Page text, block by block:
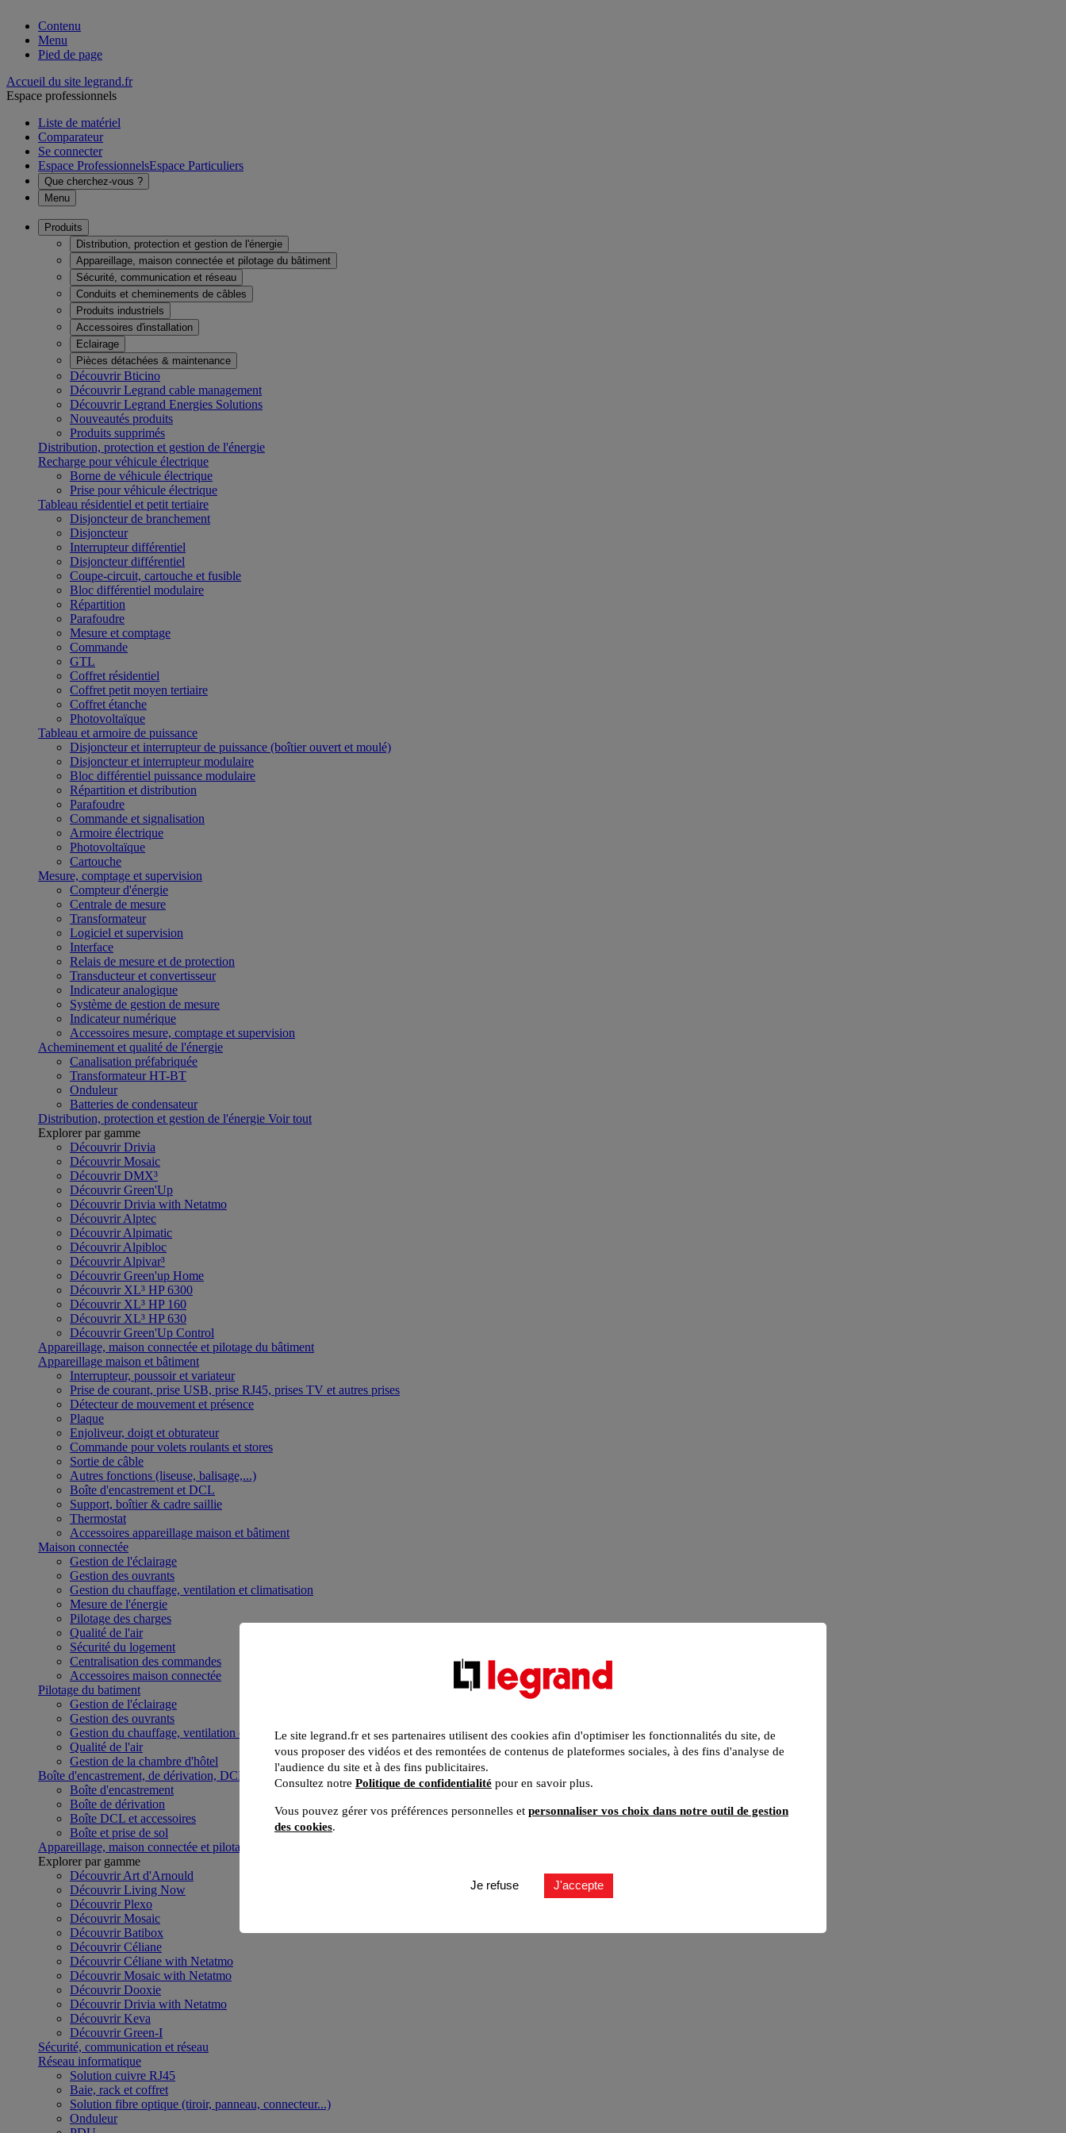
Contenu
Menu
Pied de page
Accueil du site legrand.fr
Espace professionnels
Liste de matériel
Comparateur
Se connecter
Espace ProfessionnelsEspace Particuliers
Que cherchez-vous ?
Menu
Produits
Distribution, protection et gestion de l'énergie
Appareillage, maison connectée et pilotage du bâtiment
Sécurité, communication et réseau
Conduits et cheminements de câbles
Produits industriels
Accessoires d'installation
Eclairage
Pièces détachées & maintenance
Découvrir Bticino
Découvrir Legrand cable management
Découvrir Legrand Energies Solutions
Nouveautés produits
Produits supprimés
Distribution, protection et gestion de l'énergie
Recharge pour véhicule électrique
Borne de véhicule électrique
Prise pour véhicule électrique
Tableau résidentiel et petit tertiaire
Disjoncteur de branchement
Disjoncteur
Interrupteur différentiel
Disjoncteur différentiel
Coupe-circuit, cartouche et fusible
Bloc différentiel modulaire
Répartition
Parafoudre
Mesure et comptage
Commande
GTL
Coffret résidentiel
Coffret petit moyen tertiaire
Coffret étanche
Photovoltaïque
Tableau et armoire de puissance
Disjoncteur et interrupteur de puissance (boîtier ouvert et moulé)
Disjoncteur et interrupteur modulaire
Bloc différentiel puissance modulaire
Répartition et distribution
Parafoudre
Commande et signalisation
Armoire électrique
Photovoltaïque
Cartouche
Mesure, comptage et supervision
Compteur d'énergie
Centrale de mesure
Transformateur
Logiciel et supervision
Interface
Relais de mesure et de protection
Transducteur et convertisseur
Indicateur analogique
Système de gestion de mesure
Indicateur numérique
Accessoires mesure, comptage et supervision
Acheminement et qualité de l'énergie
Canalisation préfabriquée
Transformateur HT-BT
Onduleur
Batteries de condensateur
Distribution, protection et gestion de l'énergie Voir tout
Explorer par gamme
Découvrir Drivia
Découvrir Mosaic
Découvrir DMX³
Découvrir Green'Up
Découvrir Drivia with Netatmo
Découvrir Alptec
Découvrir Alpimatic
Découvrir Alpibloc
Découvrir Alpivar³
Découvrir Green'up Home
Découvrir XL³ HP 6300
Découvrir XL³ HP 160
Découvrir XL³ HP 630
Découvrir Green'Up Control
Appareillage, maison connectée et pilotage du bâtiment
Appareillage maison et bâtiment
Interrupteur, poussoir et variateur
Prise de courant, prise USB, prise RJ45, prises TV et autres prises
Détecteur de mouvement et présence
Plaque
Enjoliveur, doigt et obturateur
Commande pour volets roulants et stores
Sortie de câble
Autres fonctions (liseuse, balisage,...)
Boîte d'encastrement et DCL
Support, boîtier & cadre saillie
Thermostat
Accessoires appareillage maison et bâtiment
Maison connectée
Gestion de l'éclairage
Gestion des ouvrants
Gestion du chauffage, ventilation et climatisation
Mesure de l'énergie
Pilotage des charges
Qualité de l'air
Sécurité du logement
Centralisation des commandes
Accessoires maison connectée
Pilotage du batiment
Gestion de l'éclairage
Gestion des ouvrants
Gestion du chauffage, ventilation et climatisation
Qualité de l'air
Gestion de la chambre d'hôtel
Boîte d'encastrement, de dérivation, DCL et boîte de sol
Boîte d'encastrement
Boîte de dérivation
Boîte DCL et accessoires
Boîte et prise de sol
Appareillage, maison connectée et pilotage du bâtiment
Explorer par gamme
Découvrir Art d'Arnould
Découvrir Living Now
Découvrir Plexo
Découvrir Mosaic
Découvrir Batibox
Découvrir Céliane
Découvrir Céliane with Netatmo
Découvrir Mosaic with Netatmo
Découvrir Dooxie
Découvrir Drivia with Netatmo
Découvrir Keva
Découvrir Green-I
Sécurité, communication et réseau
Réseau informatique
Solution cuivre RJ45
Baie, rack et coffret
Solution fibre optique (tiroir, panneau, connecteur...)
Onduleur
Le site legrand.fr et ses partenaires utilisent des cookies afin d'optimiser les fonctionnalités du site, de
vous proposer des vidéos et des remontées de contenus de plateformes sociales, à des fins d'analyse de
l'audience du site et à des fins publicitaires.
Consultez notre Politique de confidentialité pour en savoir plus.
Vous pouvez gérer vos préférences personnelles et personnaliser vos choix dans notre outil de gestion
des cookies.
Je refuse J'accepte